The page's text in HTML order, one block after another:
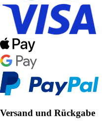
Versand und Rückgabe